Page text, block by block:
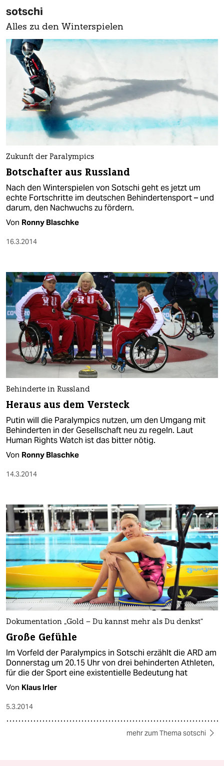
sotschi
Alles zu den Winterspielen
Zukunft der Paralympics
Botschafter aus Russland
Nach den Winterspielen von Sotschi geht es jetzt um
echte Fortschritte im deutschen Behindertensport – und
darum, den Nachwuchs zu fördern.
Von Ronny Blaschke
16.3.2014
Behinderte in Russland
Heraus aus dem Versteck
Putin will die Paralympics nutzen, um den Umgang mit
Behinderten in der Gesellschaft neu zu regeln. Laut
Human Rights Watch ist das bitter nötig.
Von Ronny Blaschke
14.3.2014
Dokumentation „Gold – Du kannst mehr als Du denkst“
Große Gefühle
Im Vorfeld der Paralympics in Sotschi erzählt die ARD am
Donnerstag um 20.15 Uhr von drei behinderten Athleten,
für die der Sport eine existentielle Bedeutung hat
Von Klaus Irler
5.3.2014
mehr zum Thema sotschi